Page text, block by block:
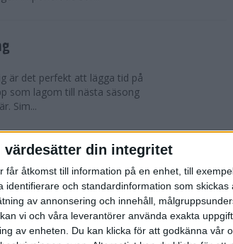
värdesätter din integritet
åtkomst till information på en enhet, till
identifierare och standardinformation som skickas
av annonsering och innehåll,
vi och våra leverantörer använda exakta
av enheten. Du kan klicka för att godkänna vår
är det perfekt att lägga tid på
som lagom till nästa säsong
Sim...
både herr- och damklassen i
City Marathon som
solsken, cirka 12 ...